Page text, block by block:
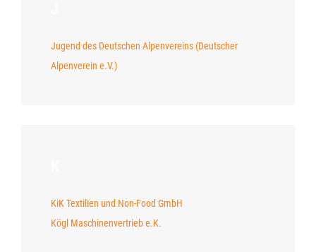
Jugend des Deutschen Alpenvereins (Deutscher
Alpenverein e.V.)
KiK Textilien und Non-Food GmbH
Kögl Maschinenvertrieb e.K.